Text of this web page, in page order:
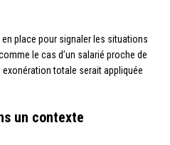
place pour signaler les situations
le cas d’un salarié proche de
exonération totale serait appliquée
un contexte